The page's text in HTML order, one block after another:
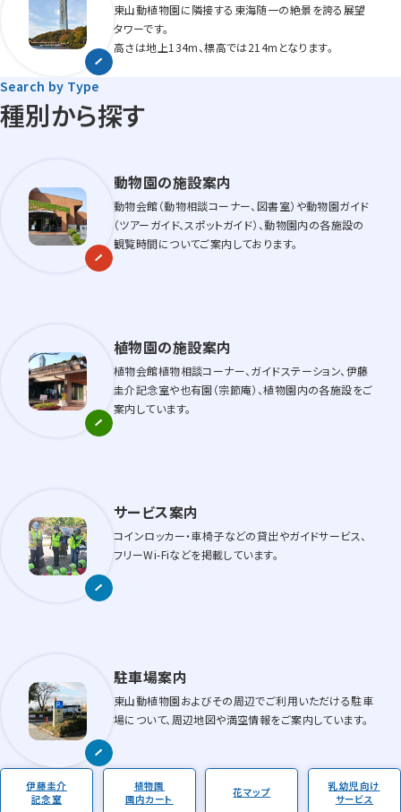
東山動植物園に隣接する東海随一の絶景を誇る展望
タワーです。
高さは地上134m、標高では214mとなります。
種別から探す
Search by Type
動物園の施設案内
動物会館（動物相談コーナー、図書室）や動物園ガイド
（ツアーガイド、スポットガイド）、動物園内の各施設の
観覧時間についてご案内しております。
植物園の施設案内
植物会館植物相談コーナー、ガイドステーション、伊藤
圭介記念室や也有園（宗節庵）、植物園内の各施設をご
案内しています。
サービス案内
コインロッカー・車椅子などの貸出やガイドサービス、
フリーWi-Fiなどを掲載しています。
駐車場案内
東山動植物園およびその周辺でご利用いただける駐車
場について、周辺地図や満空情報をご案内しています。
伊藤圭介
記念室
植物園
園内カート
花マップ
乳幼児向け
サービス